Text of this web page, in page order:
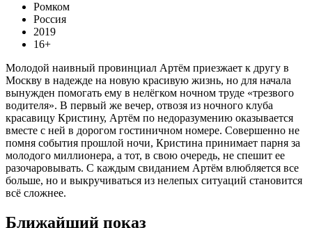
Ромком
Россия
2019
16+
Молодой наивный провинциал Артём приезжает к другу в
Москву в надежде на новую красивую жизнь, но для начала
вынужден помогать ему в нелёгком ночном труде «трез­вого
водителя». В первый же вечер, отвозя из ночного клуба
красавицу Кристину, Артём по недоразумению оказывается
вместе с ней в дорогом гостиничном номере. Совершенно не
помня события прошлой ночи, Кристина принимает парня за
молодого миллионера, а тот, в свою очередь, не спешит ее
разочаровывать. С каждым свиданием Артём влюбляется все
больше, но и выкручиваться из нелепых ситуаций становится
всё сложнее.
Ближайший показ